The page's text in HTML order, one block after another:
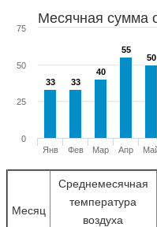
Месячная сумма
33
33 33
33
40
40
55
55
50
50
Янв Фев Мар Апр
0
25
50
75
Месяц
Среднемесячная
температура
воздуха